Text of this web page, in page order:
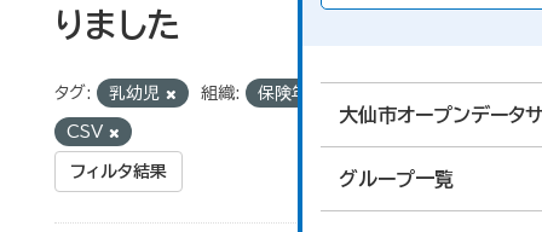
大仙市オープンデータ
グループ一覧
りました
タグ: 乳幼児 組織: 保険年金課
CSV
フィルタ結果